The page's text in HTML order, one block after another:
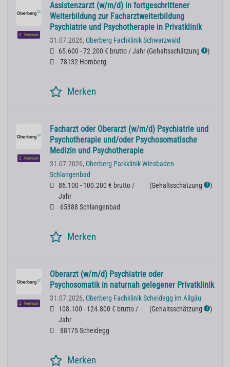
Premium
Assistenzarzt (w/m/d) in fortgeschrittener
Weiterbildung zur Facharztweiterbildung
Psychiatrie und Psychotherapie in Privatklinik
31.07.2026, Oberberg Fachklinik Schwarzwald
65.600 - 72.200 € brutto / Jahr (Gehaltsschätzung ℹ )
78132 Hornberg
Merken
Premium
Facharzt oder Oberarzt (w/m/d) Psychiatrie und
Psychotherapie und/oder Psychosomatische
Medizin und Psychotherapie
31.07.2026, Oberberg Parkklinik Wiesbaden
Schlangenbad
86.100 - 100.200 € brutto /
Jahr
(Gehaltsschätzung ℹ )
65388 Schlangenbad
Merken
Premium
Oberarzt (w/m/d) Psychiatrie oder
Psychosomatik in naturnah gelegener Privatklinik
31.07.2026, Oberberg Fachklinik Scheidegg im Allgäu
108.100 - 124.800 € brutto /
Jahr
(Gehaltsschätzung ℹ )
88175 Scheidegg
Merken